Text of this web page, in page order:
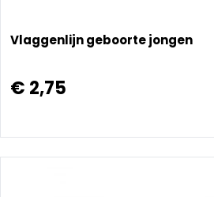
Vlaggenlijn geboorte jongen
€ 2,75